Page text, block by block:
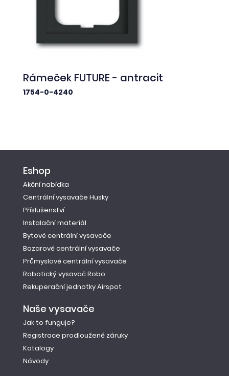
Rámeček FUTURE - antracit
1754-0-4240
Eshop
Akční nabídka
Centrální vysavače Husky
Příslušenství
Instalační materiál
Bytové centrální vysavače
Bazarové centrální vysavače
Průmyslové centrální vysavače
Robotický vysavač Robo
Rekuperační jednotky Airspot
Naše vysavače
Jak to funguje?
Registrace prodloužené záruky
Katalogy
Návody